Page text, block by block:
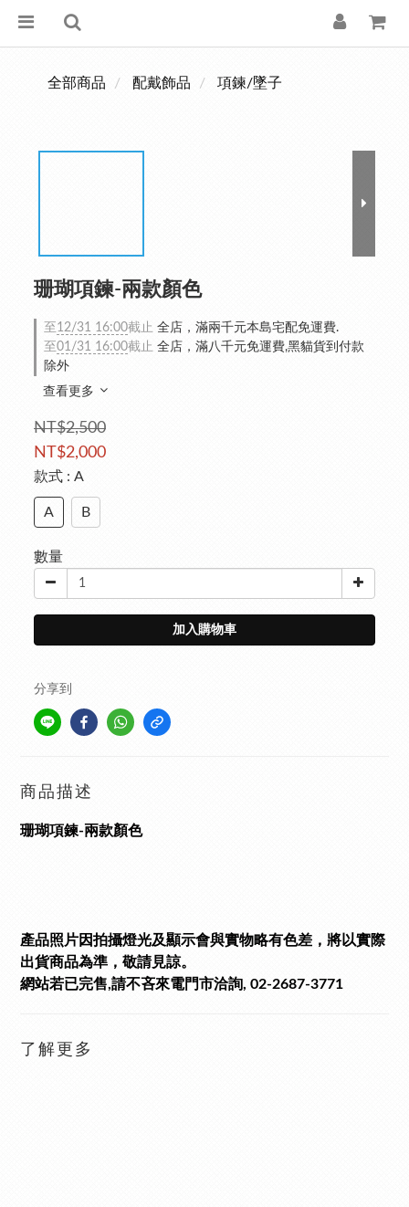
全部商品 配戴飾品 項鍊/墜子
珊瑚項鍊-兩款顏色
至 12/31 16:00截止 全店，滿兩千元本島宅配免運費.
至01/31 16:00截止 全店，滿八千元免運費,黑貓貨到付款
除外
查看更多
NT$2,500
NT$2,000
款式 : A
A B
數量
加入購物車
分享到
商品描述
珊瑚項鍊-兩款顏色
產品照片因拍攝燈光及顯示會與實物略有色差，將以實際
出貨商品為準，敬請見諒。
網站若已完售,請不吝來電門市洽詢, 02-2687-3771
了解更多